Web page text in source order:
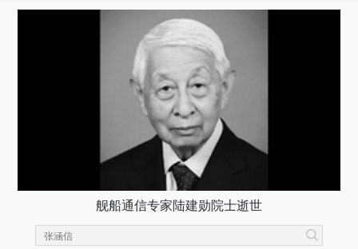
舰船通信专家陆建勋院士逝世